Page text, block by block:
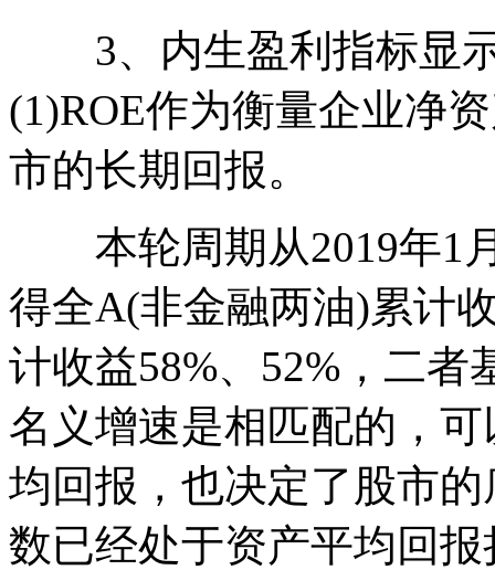
3、内生盈利指标显示
(1)ROE作为衡量企业净
市的长期回报。
本轮周期从2019年1
得全A(非金融两油)累计
计收益58%、52%，二
名义增速是相匹配的，
均回报，也决定了股市
数已经处于资产平均回